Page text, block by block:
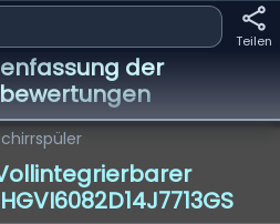
Teilen
der